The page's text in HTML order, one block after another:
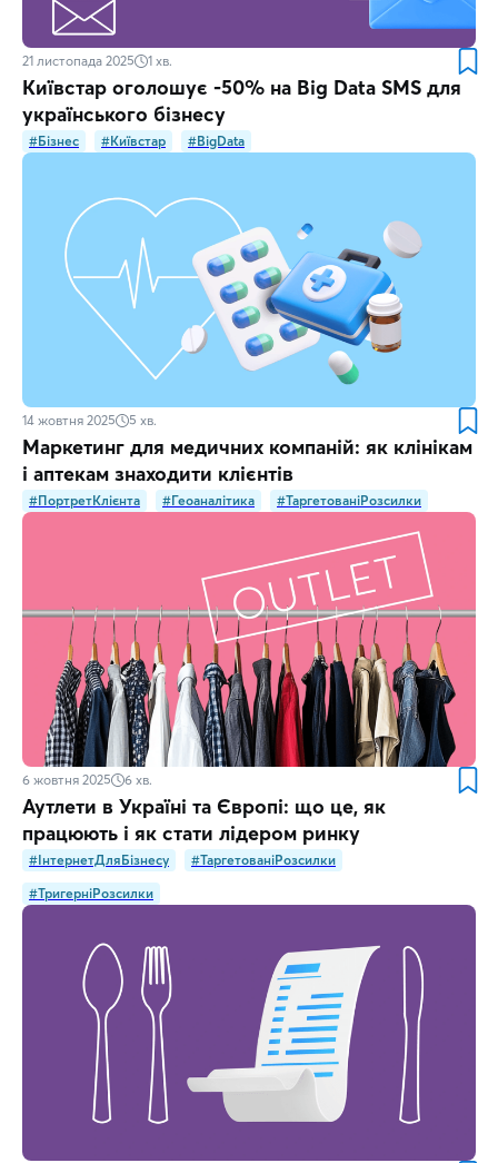
21 листопада 2025 1 хв.
Київстар оголошує -50% на Big Data SMS для
українського бізнесу
#Бізнес #Київстар #BigData
14 жовтня 2025 5 хв.
Маркетинг для медичних компаній: як клінікам
і аптекам знаходити клієнтів
#ПортретКлієнта #Геоаналітика #ТаргетованіРозсилки
6 жовтня 2025 6 хв.
Аутлети в Україні та Європі: що це, як
працюють і як стати лідером ринку
#ІнтернетДляБізнесу
#ТаргетованіРозсилки
#ТригерніРозсилки